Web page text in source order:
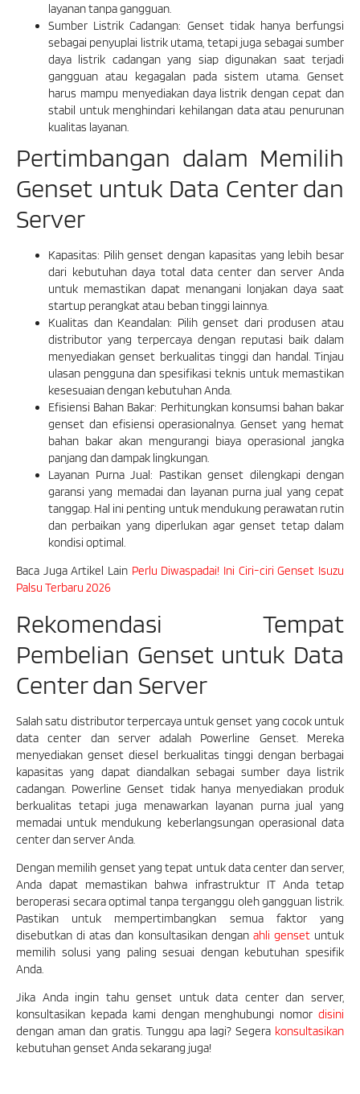
layanan tanpa gangguan.
Sumber Listrik Cadangan: Genset tidak hanya berfungsi
sebagai penyuplai listrik utama, tetapi juga sebagai sumber
daya listrik cadangan yang siap digunakan saat terjadi
gangguan atau kegagalan pada sistem utama. Genset
harus mampu menyediakan daya listrik dengan cepat dan
stabil untuk menghindari kehilangan data atau penurunan
kualitas layanan.
Pertimbangan dalam Memilih
Genset untuk Data Center dan
Server
Kapasitas: Pilih genset dengan kapasitas yang lebih besar
dari kebutuhan daya total data center dan server Anda
untuk memastikan dapat menangani lonjakan daya saat
startup perangkat atau beban tinggi lainnya.
Kualitas dan Keandalan: Pilih genset dari produsen atau
distributor yang terpercaya dengan reputasi baik dalam
menyediakan genset berkualitas tinggi dan handal. Tinjau
ulasan pengguna dan spesifikasi teknis untuk memastikan
kesesuaian dengan kebutuhan Anda.
Efisiensi Bahan Bakar: Perhitungkan konsumsi bahan bakar
genset dan efisiensi operasionalnya. Genset yang hemat
bahan bakar akan mengurangi biaya operasional jangka
panjang dan dampak lingkungan.
Layanan Purna Jual: Pastikan genset dilengkapi dengan
garansi yang memadai dan layanan purna jual yang cepat
tanggap. Hal ini penting untuk mendukung perawatan rutin
dan perbaikan yang diperlukan agar genset tetap dalam
kondisi optimal.
Baca Juga Artikel Lain Perlu Diwaspadai! Ini Ciri-ciri Genset Isuzu
Palsu Terbaru 2026
Rekomendasi Tempat
Pembelian Genset untuk Data
Center dan Server
Salah satu distributor terpercaya untuk genset yang cocok untuk
data center dan server adalah Powerline Genset. Mereka
menyediakan genset diesel berkualitas tinggi dengan berbagai
kapasitas yang dapat diandalkan sebagai sumber daya listrik
cadangan. Powerline Genset tidak hanya menyediakan produk
berkualitas tetapi juga menawarkan layanan purna jual yang
memadai untuk mendukung keberlangsungan operasional data
center dan server Anda.
Dengan memilih genset yang tepat untuk data center dan server,
Anda dapat memastikan bahwa infrastruktur IT Anda tetap
beroperasi secara optimal tanpa terganggu oleh gangguan listrik.
Pastikan untuk mempertimbangkan semua faktor yang
disebutkan di atas dan konsultasikan dengan ahli gensetuntuk
memilih solusi yang paling sesuai dengan kebutuhan spesifik
Anda.
Jika Anda ingin tahu genset untuk data center dan server,
konsultasikan kepada kami dengan menghubungi nomor disini
dengan aman dan gratis. Tunggu apa lagi? Segera konsultasikan
kebutuhan genset Anda sekarang juga!